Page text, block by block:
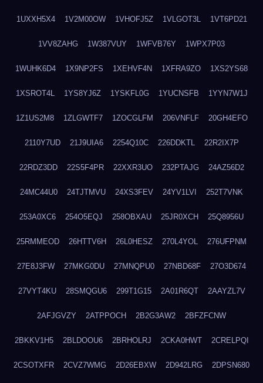
1UXXH5X4 1V2M00OW 1VHOFJ5Z 1VLGOT3L 1VT6PD21
1VV8ZAHG 1W387VUY 1WFVB76Y 1WPX7P03
1WUHK6D4 1X9NP2FS 1XEHVF4N 1XFRA9ZO 1XS2YS68
1XSROT4L 1YS8YJ6Z 1YSKFL0G 1YUCNSFB 1YYN7W1J
1Z1US2M8 1ZLGWTF7 1ZOCGLFM 206VNFLF 20GH4EFO
2110Y7UD 21J9UIA6 2254Q10C 226DDKTL 22R2IX7P
22RDZ3DD 22S5F4PR 22XXR3UO 232PTAJG 24AZ56D2
24MC44U0 24TJTMVU 24XS3FEV 24YV1LVI 252T7VNK
253A0XC6 254O5EQJ 258OBXAU 25JR0XCH 25Q8956U
25RMMEOD 26HTTV6H 26L0HESZ 270L4YOL 276UFPNM
27E8J3FW 27MKG0DU 27MNQPU0 27NBD68F 27O3D674
27VYT4KU 28SMQGU6 299T1G15 2A01R6QT 2AAYZL7V
2AFJGVZY 2ATPPOCH 2B2G3AW2 2BFZFCNW
2BKKV1H5 2BLDOOU6 2BRHOLRJ 2CKA0HWT 2CRELPQI
2CSOTXFR 2CVZ7WMG 2D26EBXW 2D942LRG 2DPSN680